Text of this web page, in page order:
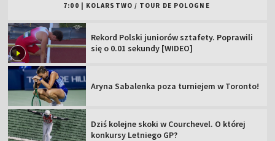
7:00 | KOLARSTWO / TOUR DE POLOGNE
Rekord Polski juniorów sztafety. Poprawili
się o 0.01 sekundy [WIDEO]
Aryna Sabalenka poza turniejem w Toronto!
Dziś kolejne skoki w Courchevel. O której
konkursy Letniego GP?